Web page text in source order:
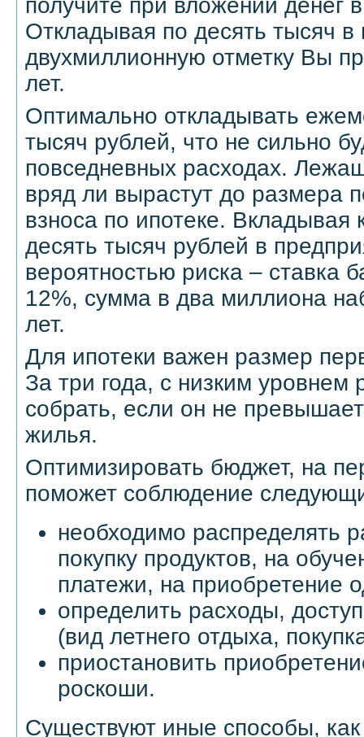
получите при вложении денег
Откладывая по десять тысяч в
двухмиллионную отметку Вы
лет.
Оптимально откладывать
тысяч рублей, что не сильно
повседневных расходах.
вряд ли вырастут до размера
взноса по ипотеке.
десять тысяч рублей в
вероятностью риска – ставка
12%, сумма в два миллиона
лет.
Для ипотеки важен размер
За три года, с низким уровнем
собрать, если он не
жилья.
Оптимизировать бюджет, на
поможет соблюдение
необходимо распределять
покупку продуктов, на
платежи, на приобретение
определить расходы,
(вид летнего отдыха,
приостановить
роскоши.
Существуют иные способы, как